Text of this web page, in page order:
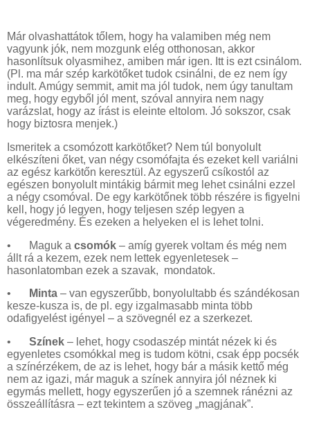
Már olvashattátok tőlem, hogy ha valamiben még nem
vagyunk jók, nem mozgunk elég otthonosan, akkor
hasonlítsuk olyasmihez, amiben már igen. Itt is ezt csinálom.
(Pl. ma már szép karkötőket tudok csinálni, de ez nem így
indult. Amúgy semmit, amit ma jól tudok, nem úgy tanultam
meg, hogy egyből jól ment, szóval annyira nem nagy
varázslat, hogy az írást is eleinte eltolom. Jó sokszor, csak
hogy biztosra menjek.)
Ismeritek a csomózott karkötőket? Nem túl bonyolult
elkészíteni őket, van négy csomófajta és ezeket kell variálni
az egész karkötőn keresztül. Az egyszerű csíkostól az
egészen bonyolult mintákig bármit meg lehet csinálni ezzel
a négy csomóval. De egy karkötőnek több részére is figyelni
kell, hogy jó legyen, hogy teljesen szép legyen a
végeredmény. És ezeken a helyeken el is lehet tolni.
•
Maguk a csomók – amíg gyerek voltam és még nem
állt rá a kezem, ezek nem lettek egyenletesek –
hasonlatomban ezek a szavak, mondatok.
•
Minta – van egyszerűbb, bonyolultabb és szándékosan
kesze-kusza is, de pl. egy izgalmasabb minta több
odafigyelést igényel – a szövegnél ez a szerkezet.
•
Színek – lehet, hogy csodaszép mintát nézek ki és
egyenletes csomókkal meg is tudom kötni, csak épp pocsék
a színérzékem, de az is lehet, hogy bár a másik kettő még
nem az igazi, már maguk a színek annyira jól néznek ki
egymás mellett, hogy egyszerűen jó a szemnek ránézni az
összeállításra – ezt tekintem a szöveg „magjának”.